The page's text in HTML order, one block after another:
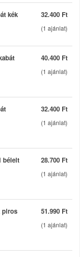
32.400 Ft
(1 ajánlat)
kék
40.400 Ft
(1 ajánlat)
32.400 Ft
(1 ajánlat)
28.700 Ft
(1 ajánlat)
bélelt
51.990 Ft
(1 ajánlat)
piros